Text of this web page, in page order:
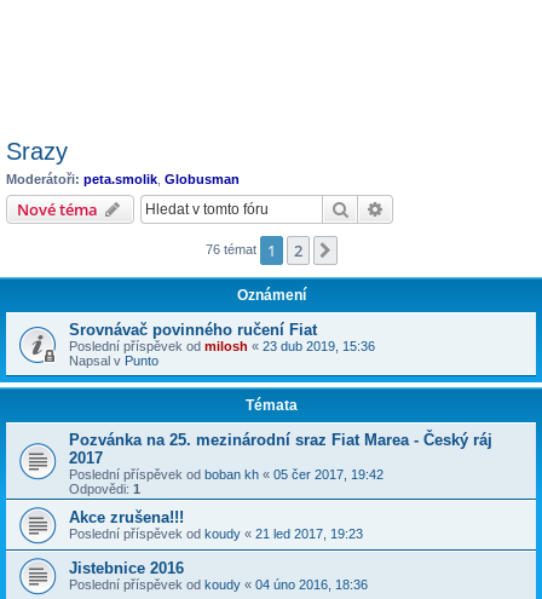
Srazy
Moderátoři: peta.smolik Globusman
Nové téma Hledat
76 témat 1 2
Oznámení
Srovnávač povinného ručení Fiat
Poslední příspěvek od milosh « 23 dub 2019, 15:36
Napsal v Punto
Témata
Pozvánka na 25. mezinárodní sraz Fiat Marea - Český ráj
2017
Poslední příspěvek od boban kh « 05 čer 2017, 19:42
Odpovědi: 1
Akce zrušena!!!
Poslední příspěvek od koudy « 21 led 2017, 19:23
Jistebnice 2016
Poslední příspěvek od koudy « 04 úno 2016, 18:36